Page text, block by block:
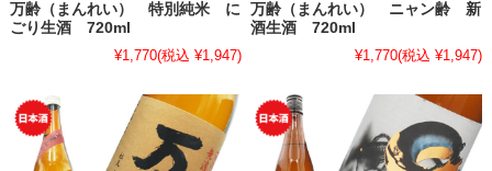
万齢（まんれい） 特別純米 に
ごり生酒 720ml
¥1,770(税込 ¥1,947)
万齢（まんれい） ニャン齢 新
酒生酒 720ml
¥1,770(税込 ¥1,947)